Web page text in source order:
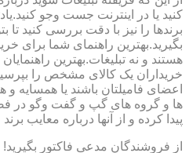
کنید یا در اینترنت جست وجو
برندها را نیز با دقت بررسی کنید تا
بگیرید.بهترین راهنمای شما برای
هستند و نه تبلیغات.بهترین
خریداران یک کالای مشخص را
اعضای فامیلتان باشند یا همسایه
ها و گروه های گپ و گفت وگو در فضای
پیدا کرده و از آنها درباره معایب
از فروشندگان مدعی فاکتور بگیرید!